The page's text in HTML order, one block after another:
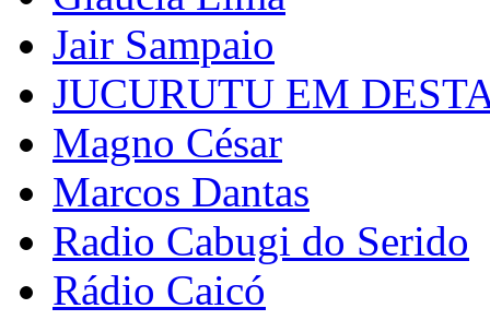
Jair Sampaio
JUCURUTU EM
Magno César
Marcos Dantas
Radio Cabugi do Serido
Rádio Caicó